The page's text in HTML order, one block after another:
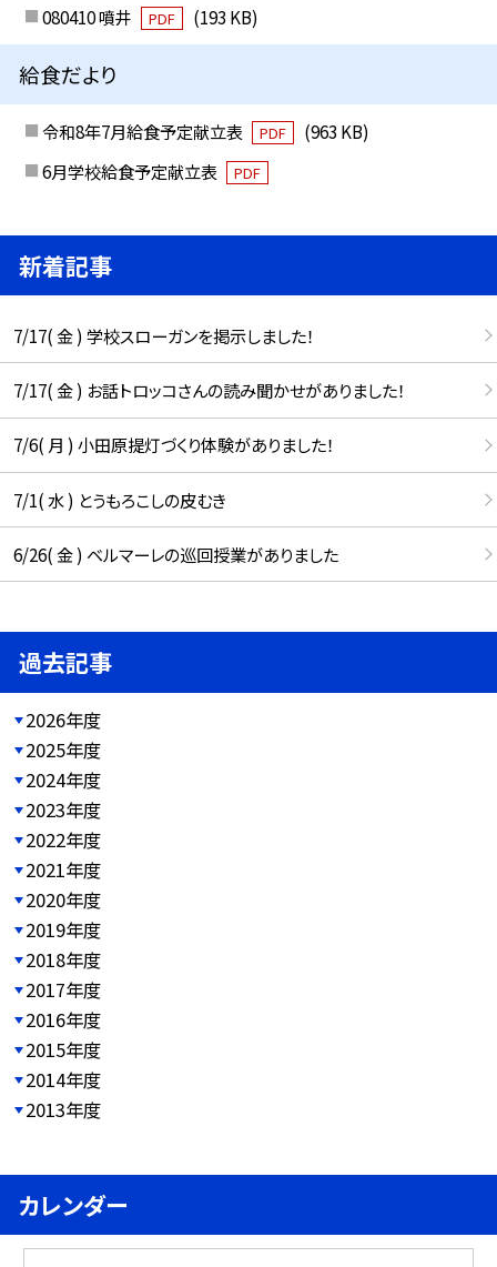
080410 噴井 PDF (193 KB)
給食だより
令和8年7月給食予定献立表 PDF
(963 KB)
6月学校給食予定献立表
PDF
新着記事
7/17( 金 ) 学校スローガンを掲示しました！
7/17( 金 ) お話トロッコさんの読み聞かせがありました！
7/6( 月 ) 小田原提灯づくり体験がありました！
7/1( 水 ) とうもろこしの皮むき
6/26( 金 ) ベルマーレの巡回授業がありました
過去記事
2026年度
2025年度
2024年度
2023年度
2022年度
2021年度
2020年度
2019年度
2018年度
2017年度
2016年度
2015年度
2014年度
2013年度
カレンダー